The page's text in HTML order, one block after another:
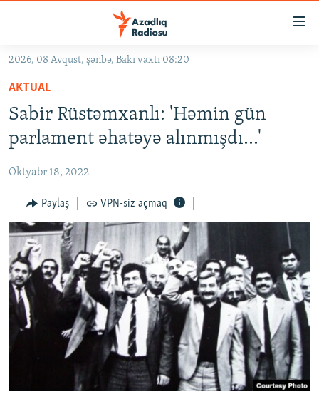
Əsas
qayıt
Əsas
naviqasiyaya
qayıt
Axtarışa
#İZAHLA
KORRUPSIOMETR
#ƏSLINDƏ
FƏRQƏ BAX
QANUNI DOĞRU
ARAŞDIRMA
MULTIMEDIA
VIDEO
FOTOQALEREYA
İNFOQRAFIKA
KARIKATURA
RADIO ARXIV
OXU ZALI
AZƏRBAYCAN ƏDƏBIYYATI KITABXANASI
İSLAM VƏ DEMOKRATIYA
İZ - MƏDƏNIYYƏT PROQRAMI
HAQQIMIZDA
MISSIYAMIZ
PEŞƏ ETIKASI VƏ JURNALISTIKA STANDARTLARIMIZ
MATERIALLARIMIZDAN ISTIFADƏ
2026, 08 Avqust, şənbə, Bakı vaxtı 08:20
AKTUAL
Sabir Rüstəmxanlı: 'Həmin gün
parlament əhatəyə alınmışdı...'
Oktyabr 18, 2022
Paylaş VPN-siz açmaq